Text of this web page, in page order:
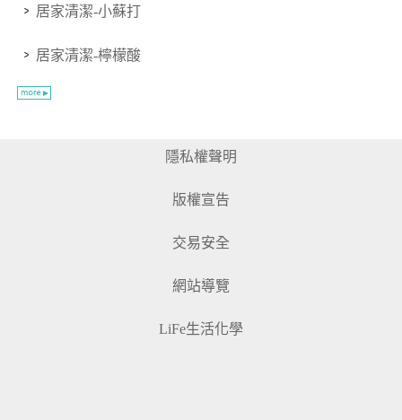
居家清潔-小蘇打
居家清潔-檸檬酸
隱私權聲明
版權宣告
交易安全
網站導覽
LiFe生活化學